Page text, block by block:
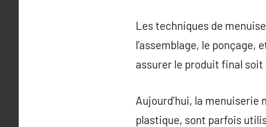
Les techniques de
l’assemblage, le
assurer le produit final
Aujourd’hui, la
plastique, sont parfois